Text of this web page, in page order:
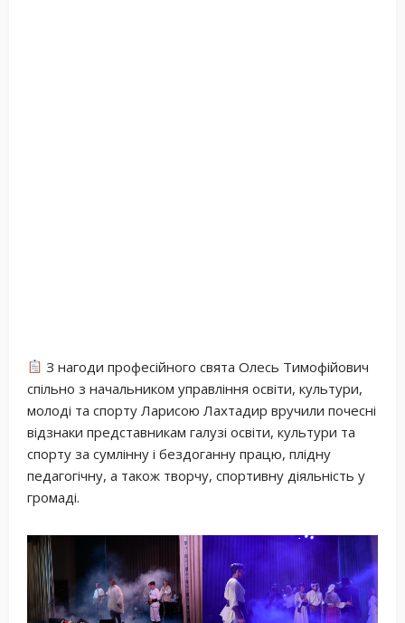
З нагоди професійного свята Олесь Тимофійович
спільно з начальником управління освіти, культури,
молоді та спорту Ларисою Лахтадир вручили почесні
відзнаки представникам галузі освіти, культури та
спорту за сумлінну і бездоганну працю, плідну
педагогічну, а також творчу, спортивну діяльність у
громаді.